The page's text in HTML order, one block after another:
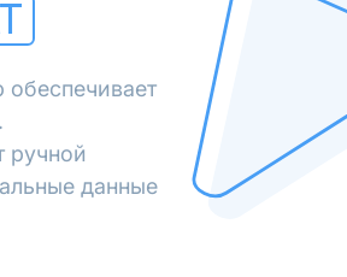
обеспечивает
ручной
данные